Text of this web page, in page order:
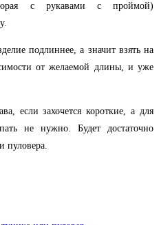
с рукавами с проймой)
подлиннее, а значит взять на
от желаемой длины, и уже
если захочется короткие, а для
не нужно. Будет достаточно
пуловера.